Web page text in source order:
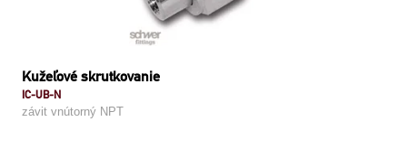
Kužeľové skrutkovanie
IC-UB-N
závit vnútorný NPT